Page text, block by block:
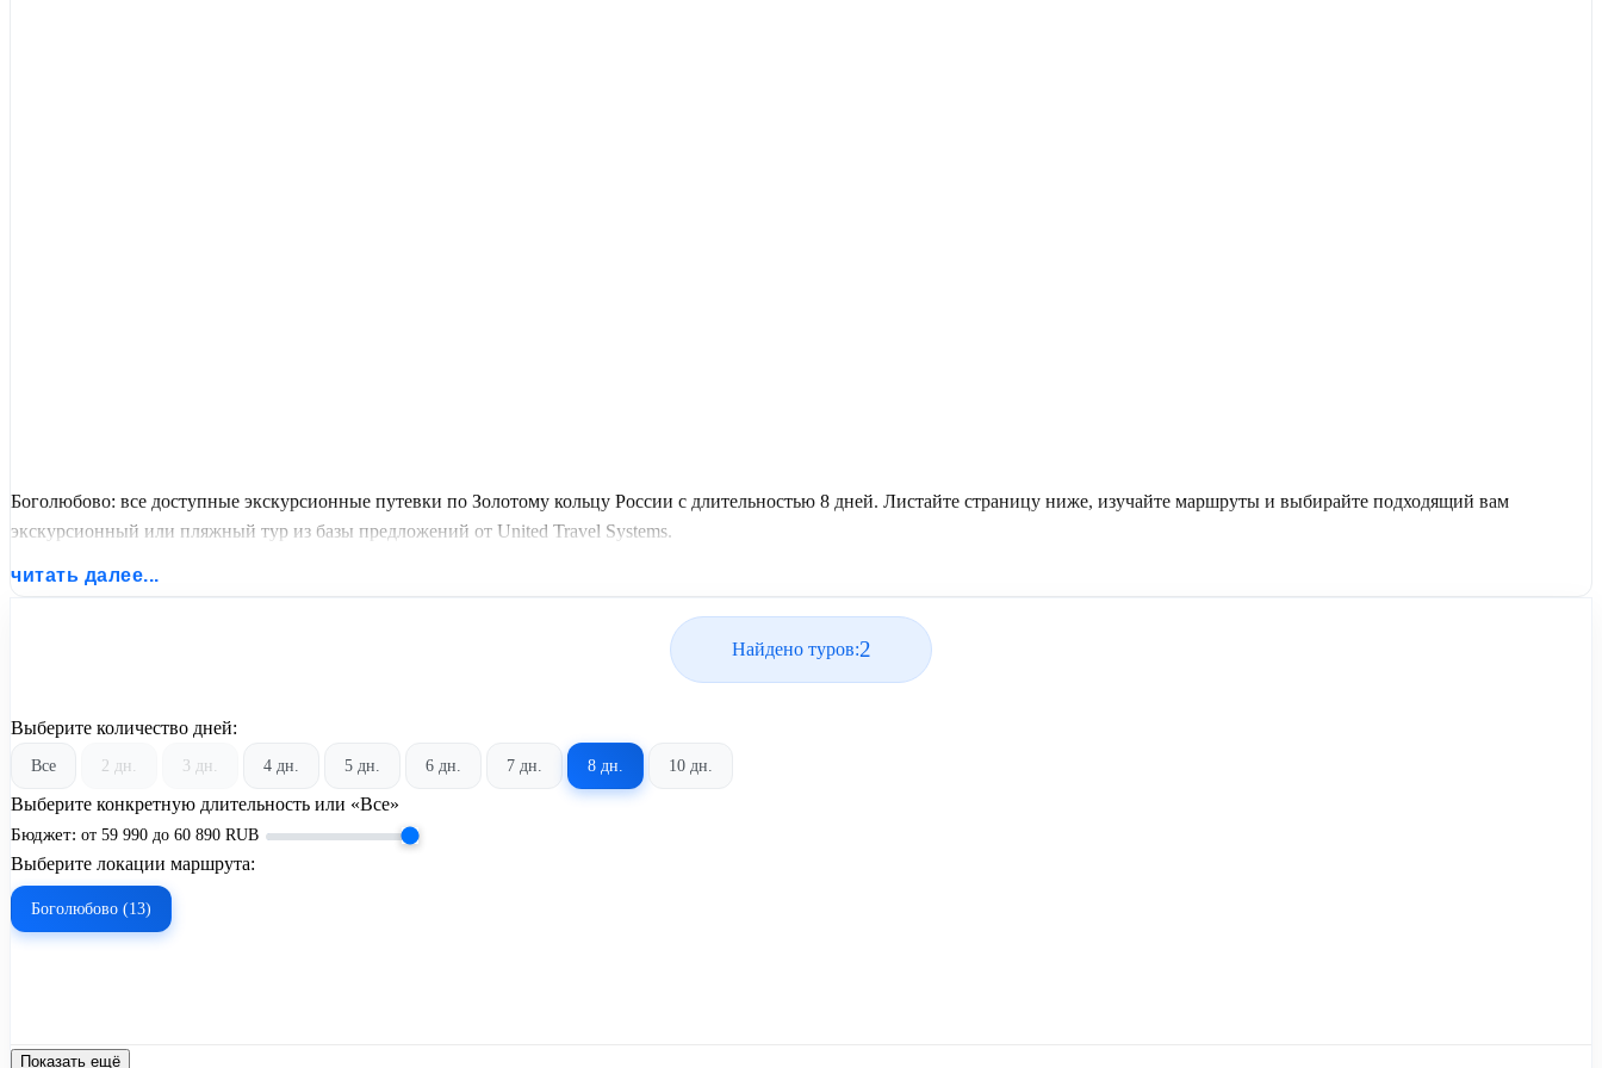
Боголюбово: все доступные экскурсионные путевки по Золотому кольцу России с длительностью 8 дней. Листайте страницу ниже, изучайте маршруты и выбирайте подходящий вам
экскурсионный или пляжный тур из базы предложений от United Travel Systems.
читать далее...
Найдено туров:2
Выберите количество дней:
Все 2 дн. 3 дн. 4 дн. 5 дн. 6 дн. 7 дн. 8 дн. 10 дн.
Выберите конкретную длительность или «Все»
Бюджет: от 59 990 до 60 890 RUB
Выберите локации маршрута:
Боголюбово (13)
Показать ещё